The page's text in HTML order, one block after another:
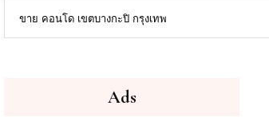
ขาย คอนโด เขตบางกะปิ กรุงเทพ
Ads